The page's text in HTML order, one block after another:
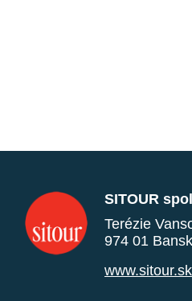
SITOUR
Terézie
974 01
www.sitour.sk